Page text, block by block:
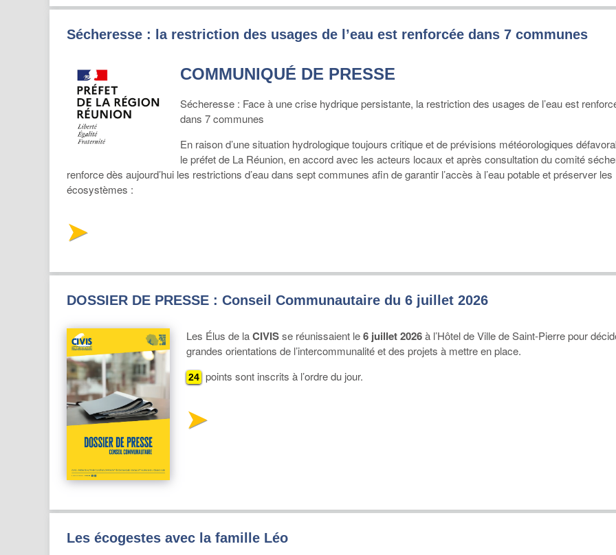
Sécheresse : la restriction des usages de l’eau est renforcée dans 7 communes
COMMUNIQUÉ DE PRESSE
Sécheresse : Face à une crise hydrique persistante, la restriction des usages de l’eau est
dans 7 communes
En raison d’une situation hydrologique toujours critique et de prévisions météorologiques
le préfet de La Réunion, en accord avec les acteurs locaux et après consultation du comité
renforce dès aujourd’hui les restrictions d’eau dans sept communes afin de garantir l’accès à l’eau potable et préserver les
écosystèmes :
DOSSIER DE PRESSE : Conseil Communautaire du 6 juillet 2026
Les Élus de laCIVISse réunissaient le6 juillet 2026à l’Hôtel de Ville de Saint-Pierre pour
grandes orientations de l’intercommunalité et des projets à mettre en place.
24 points sont inscrits à l’ordre du jour.
Les écogestes avec la famille Léo